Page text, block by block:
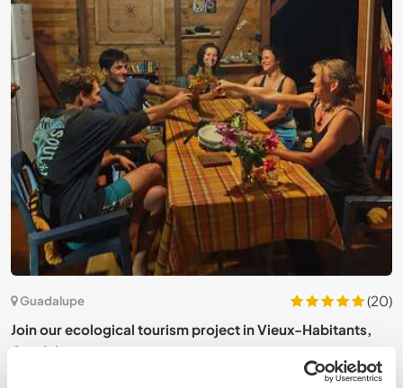
Guadalupe
(20)
Join our ecological tourism project in Vieux-Habitants,
Guadeloupe